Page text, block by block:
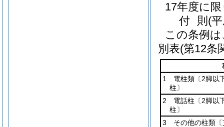
17年度に
付 則 (
この条例
別表(第12条
1 電柱類〔2脚以
柱〕
2 電話柱〔2脚以
柱〕
3 その他の柱類〔